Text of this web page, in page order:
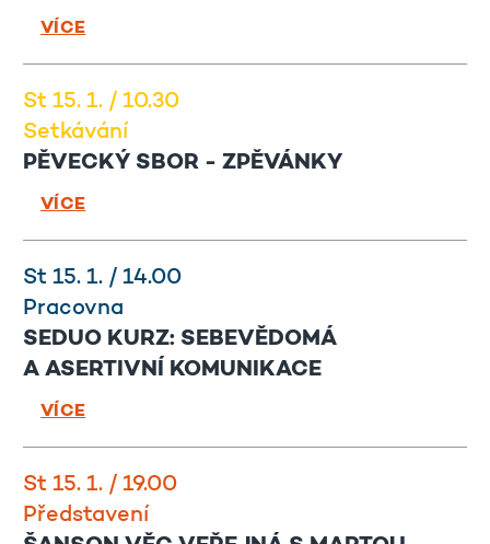
VÍCE
St 15. 1. / 10.30
Setkávání
PĚVECKÝ SBOR - ZPĚVÁNKY
VÍCE
St 15. 1. / 14.00
Pracovna
SEDUO KURZ: SEBEVĚDOMÁ
A ASERTIVNÍ KOMUNIKACE
VÍCE
St 15. 1. / 19.00
Představení